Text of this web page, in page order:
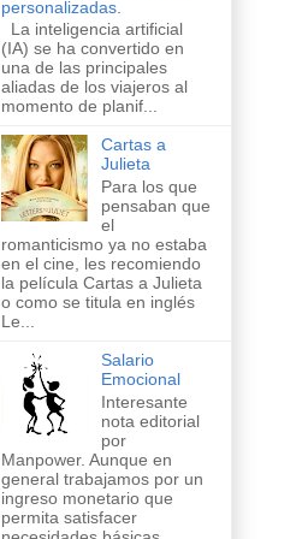
personalizadas.
La inteligencia artificial
(IA) se ha convertido en
una de las principales
aliadas de los viajeros al
momento de planif...
Cartas a
Julieta
Para los que
pensaban que
el
romanticismo ya no estaba
en el cine, les recomiendo
la película Cartas a Julieta
o como se titula en inglés
Le...
Salario
Emocional
Interesante
nota editorial
por
Manpower. Aunque en
general trabajamos por un
ingreso monetario que
permita satisfacer